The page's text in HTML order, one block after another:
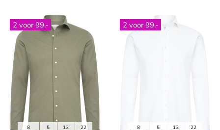
2 voor 99,-
8
5
13
21
2 voor 99,-
8
5
13
21